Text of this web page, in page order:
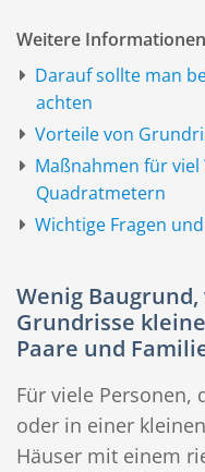
Weitere
Darauf sollte man
achten
Vorteile von
Maßnahmen für
Quadratmetern
Wichtige Fragen
Wenig
Grundrisse
Paare und
Für viele Personen,
oder in einer
Häuser mit einem